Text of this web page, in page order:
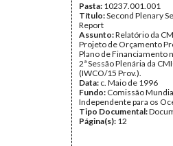
Pasta: 10237.001.001
Título:Second Plenary
Report
Assunto:Relatório da
Projeto de Orçamento
Plano de Financiamento
2ª Sessão Plenária da
(IWCO/15 Prov.).
Data: c. Maio de 1996
Fundo: Comissão
Independente para os
Tipo Documental:
Página(s): 12